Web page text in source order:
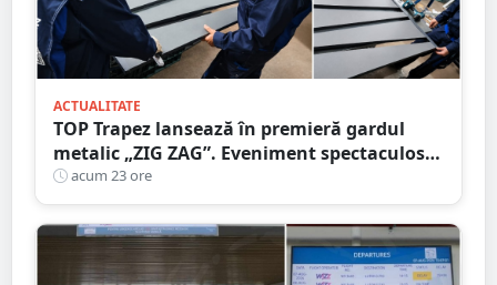
ACTUALITATE
TOP Trapez lansează în premieră gardul
metalic „ZIG ZAG”. Eveniment spectaculos
în Grădina Romei
acum 23 ore